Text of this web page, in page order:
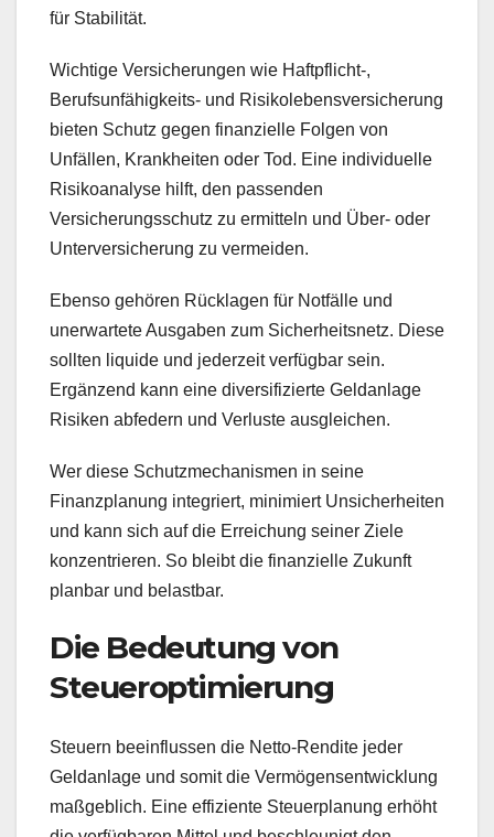
für Stabilität.
Wichtige Versicherungen wie Haftpflicht-,
Berufsunfähigkeits- und Risikolebensversicherung
bieten Schutz gegen finanzielle Folgen von
Unfällen, Krankheiten oder Tod. Eine individuelle
Risikoanalyse hilft, den passenden
Versicherungsschutz zu ermitteln und Über- oder
Unterversicherung zu vermeiden.
Ebenso gehören Rücklagen für Notfälle und
unerwartete Ausgaben zum Sicherheitsnetz. Diese
sollten liquide und jederzeit verfügbar sein.
Ergänzend kann eine diversifizierte Geldanlage
Risiken abfedern und Verluste ausgleichen.
Wer diese Schutzmechanismen in seine
Finanzplanung integriert, minimiert Unsicherheiten
und kann sich auf die Erreichung seiner Ziele
konzentrieren. So bleibt die finanzielle Zukunft
planbar und belastbar.
Die Bedeutung von
Steueroptimierung
Steuern beeinflussen die Netto-Rendite jeder
Geldanlage und somit die Vermögensentwicklung
maßgeblich. Eine effiziente Steuerplanung erhöht